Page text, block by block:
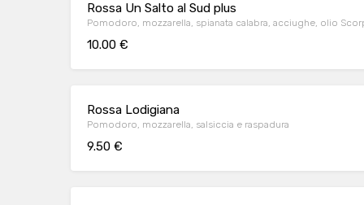
Rossa Un Salto al Sud plus
Pomodoro, mozzarella, spianata calabra, acciughe, olio
10.00 €
Rossa Lodigiana
Pomodoro, mozzarella, salsiccia e raspadura
9.50 €